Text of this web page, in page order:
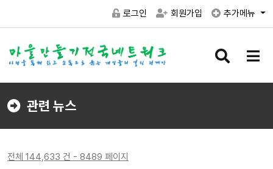
로그인 회원가입 추가메뉴
검
버
메
버
관련 뉴스
전체 144,633 건 - 8489 페이지